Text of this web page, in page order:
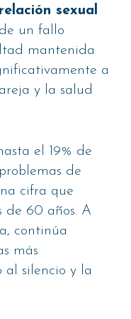
sexual
un fallo
mantenida
a
y la salud
el 19% de
de
cifra que
de 60 años. A
continúa
más
al silencio y la